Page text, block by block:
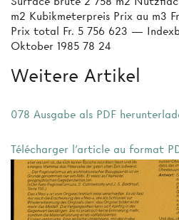
m2 Kubikmeterpreis Prix au m3
Prix total Fr. 5 756 623 —
Oktober 1985 78 24
Weitere Artikel
078 Ausgabe als PDF
Télécharger l'article au format